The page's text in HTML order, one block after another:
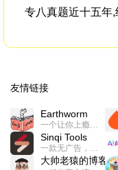
专八真题近十五年
友情链接
Earthworm
Sinqi Tools
大帅老猿的博客